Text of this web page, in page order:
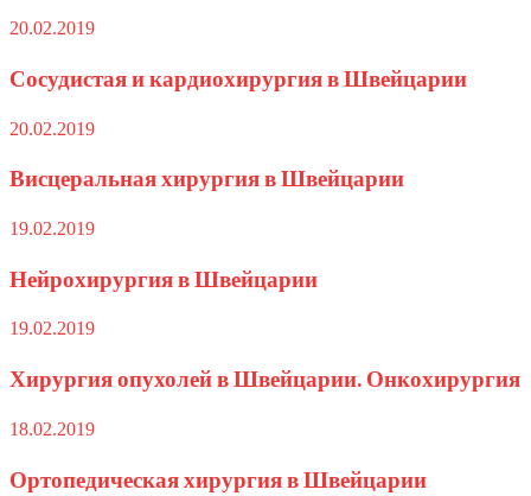
20.02.2019
Сосудистая и кардиохирургия в Швейцарии
20.02.2019
Висцеральная хирургия в Швейцарии
19.02.2019
Нейрохирургия в Швейцарии
19.02.2019
Хирургия опухолей в Швейцарии. Онкохирургия
18.02.2019
Ортопедическая хирургия в Швейцарии